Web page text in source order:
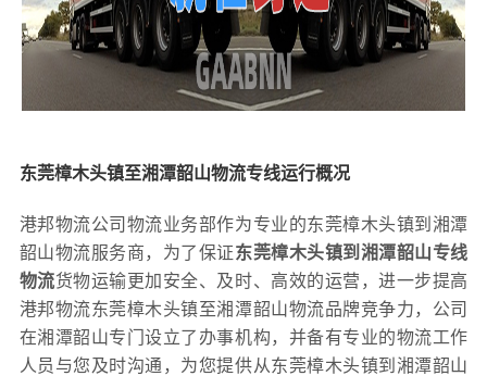
东莞樟木头镇至湘潭韶山物流专线运行概况
港邦物流公司物流业务部作为专业的东莞樟木头镇到湘潭
韶山物流服务商，为了保证东莞樟木头镇到湘潭韶山专线
物流货物运输更加安全、及时、高效的运营，进一步提高
港邦物流东莞樟木头镇至湘潭韶山物流品牌竞争力，公司
在湘潭韶山专门设立了办事机构，并备有专业的物流工作
人员与您及时沟通，为您提供从东莞樟木头镇到湘潭韶山